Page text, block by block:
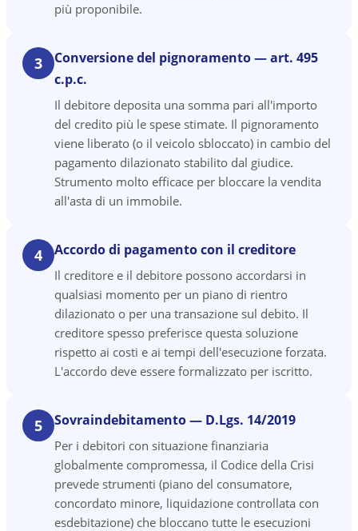
più proponibile.
3
Conversione del pignoramento — art. 495
c.p.c.
Il debitore deposita una somma pari all'importo
del credito più le spese stimate. Il pignoramento
viene liberato (o il veicolo sbloccato) in cambio del
pagamento dilazionato stabilito dal giudice.
Strumento molto efficace per bloccare la vendita
all'asta di un immobile.
4 Accordo di pagamento con il creditore
Il creditore e il debitore possono accordarsi in
qualsiasi momento per un piano di rientro
dilazionato o per una transazione sul debito. Il
creditore spesso preferisce questa soluzione
rispetto ai costi e ai tempi dell'esecuzione forzata.
L'accordo deve essere formalizzato per iscritto.
5 Sovraindebitamento — D.Lgs. 14/2019
Per i debitori con situazione finanziaria
globalmente compromessa, il Codice della Crisi
prevede strumenti (piano del consumatore,
concordato minore, liquidazione controllata con
esdebitazione) che bloccano tutte le esecuzioni